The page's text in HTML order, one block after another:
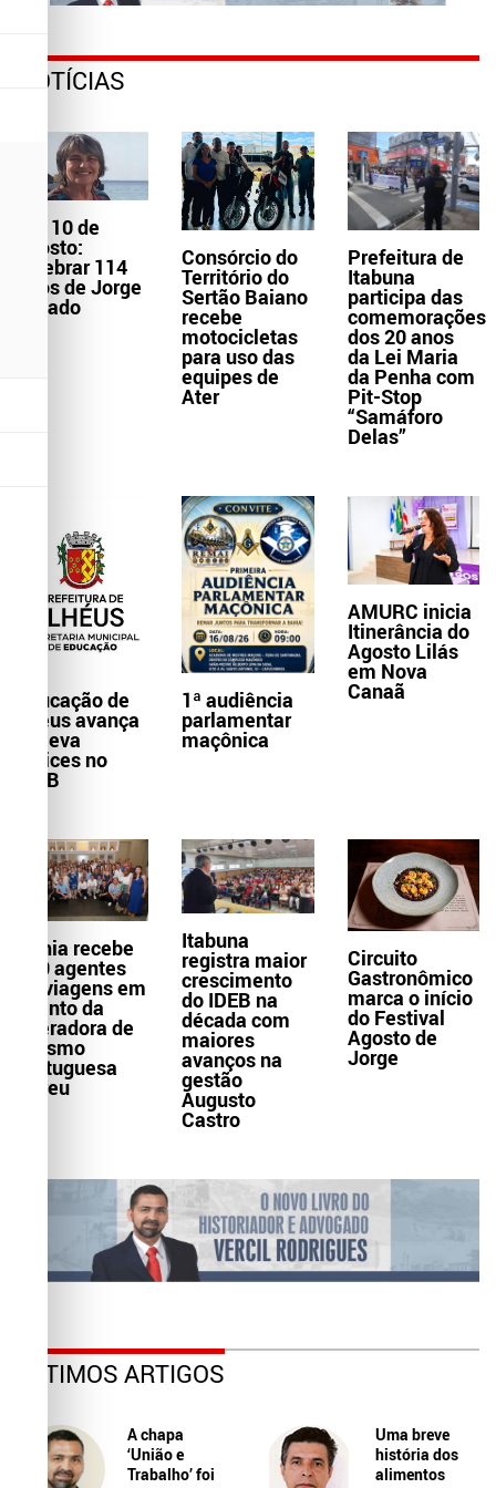
NOTÍCIAS
Dia 10 de
agosto:
celebrar 114
anos de Jorge
Amado
Consórcio do
Território do
Sertão Baiano
recebe
motocicletas
para uso das
equipes de
Ater
Prefeitura de
Itabuna
participa das
comemorações
dos 20 anos
da Lei Maria
da Penha com
Pit-Stop
“Samáforo
Delas”
Educação de
Ilhéus avança
e eleva
índices no
IDEB
1ª audiência
parlamentar
maçônica
AMURC inicia
Itinerância do
Agosto Lilás
em Nova
Canaã
Bahia recebe
300 agentes
de viagens em
evento da
operadora de
turismo
portuguesa
Abreu
Itabuna
registra maior
crescimento
do IDEB na
década com
maiores
avanços na
gestão
Augusto
Castro
Circuito
Gastronômico
marca o início
do Festival
Agosto de
Jorge
ÚLTIMOS ARTIGOS
A chapa
‘União e
Trabalho’ foi
Uma breve
história dos
alimentos